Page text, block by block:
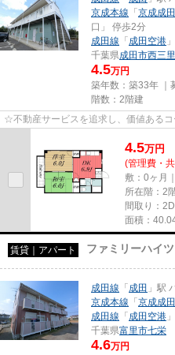
京成本線 「京成成田
口」 停歩2分
成田線 「成田空港
千葉県成田市西三
4.5万円
築年数：築33年 ｜
階数：2階建
☆不動産サービスを追求し、価値ある
4.5万円
(管理費・
敷：0ヶ月
所在階：2
間取り：
面積：
賃貸｜アパート ファミリーハイ
成田線 「成田 」駅
京成本線 「京成成田
成田線 「成田空港
千葉県富里市七栄
4.6万円